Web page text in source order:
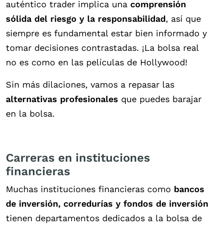
auténtico trader implica una comprensión
sólida del riesgo y la responsabilidad, así que
siempre es fundamental estar bien informado y
tomar decisiones contrastadas. ¡La bolsa real
no es como en las películas de Hollywood!
Sin más dilaciones, vamos a repasar las
alternativas profesionales que puedes barajar
en la bolsa.
Carreras en instituciones
financieras
Muchas instituciones financieras como bancos
de inversión, corredurías y fondos de inversión
tienen departamentos dedicados a la bolsa de